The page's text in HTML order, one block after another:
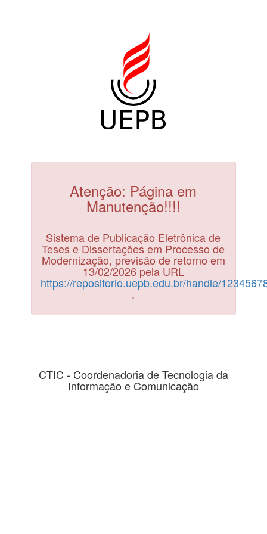
Atenção: Página em
Manutenção!!!!
Sistema de Publicação Eletrônica de
Teses e Dissertações em Processo de
Modernização, previsão de retorno em
13/02/2026 pela URL
https://repositorio.uepb.edu.br/handle/
.
CTIC - Coordenadoria de Tecnologia da
Informação e Comunicação